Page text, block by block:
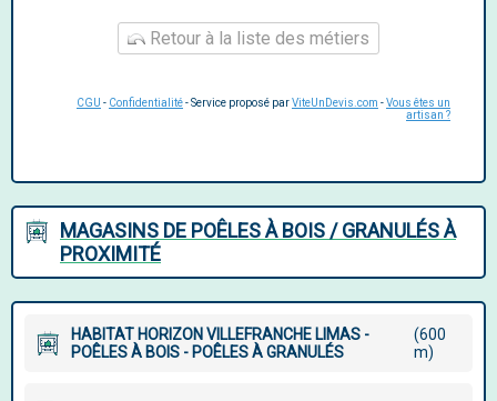
Retour à la liste des métiers
CGU - Confidentialité- Service proposé parViteUnDevis.com -Vous êtes un
artisan ?
MAGASINS DE POÊLES À BOIS / GRANULÉS À
PROXIMITÉ
HABITAT HORIZON VILLEFRANCHE LIMAS -
POÊLES À BOIS - POÊLES À GRANULÉS
(600
m)